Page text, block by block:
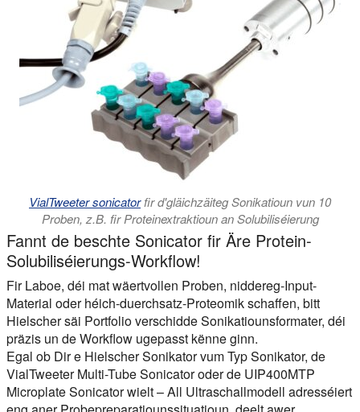
VialTweeter sonicatorfir d'gläichzäiteg Sonikatioun vun 10
Proben, z.B. fir Proteinextraktioun an Solubiliséierung
Fannt de beschte Sonicator fir Äre Protein-
Solubiliséierungs-Workflow!
Fir Laboe, déi mat wäertvollen Proben, niddereg-Input-
Material oder héich-duerchsatz-Proteomik schaffen, bitt
Hielscher säi Portfolio verschidde Sonikatiounsformater, déi
präzis un de Workflow ugepasst kënne ginn.
Egal ob Dir e Hielscher Sonikator vum Typ Sonikator, de
VialTweeter Multi-Tube Sonicator oder de UIP400MTP
Microplate Sonicator wielt – All Ultraschallmodell adresséiert